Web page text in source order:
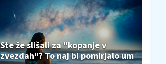
Ste že slišali za "kopanje v
zvezdah"? To naj bi pomirjalo um